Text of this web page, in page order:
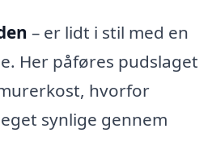
– er lidt i stil med en
Her påføres pudslaget
hvorfor
synlige gennem